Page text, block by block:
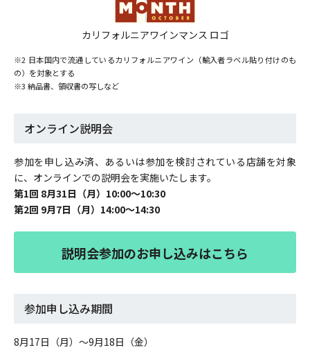
カリフォルニアワインマンス ロゴ
※2 日本国内で流通しているカリフォルニアワイン（輸入者ラベル貼り付けのも
の）を対象とする
※3 納品書、領収書の写しなど
オンライン説明会
参加を申し込み済、あるいは参加を検討されている店舗を対象
に、オンラインでの説明会を実施いたします。
第1回 8月31日（月）10:00～10:30
第2回 9月7日（月）14:00～14:30
説明会参加のお申し込みはこちら
参加申し込み期間
8月17日（月）～9月18日（金）